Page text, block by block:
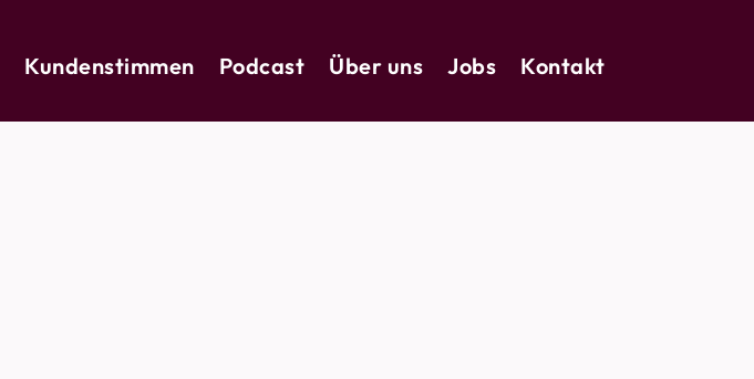
Kundenstimmen Podcast Über uns Jobs Kontakt